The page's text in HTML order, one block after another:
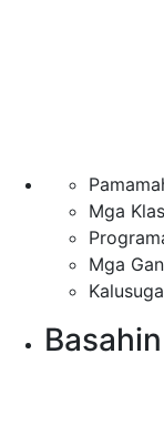
Mga
Mga
Basahin